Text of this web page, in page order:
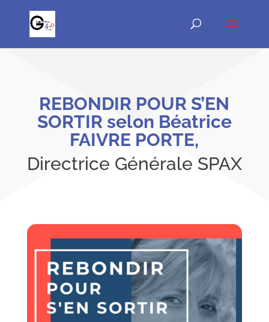
REBONDIR POUR S’EN
SORTIR selon Béatrice
FAIVRE PORTE,
Directrice Générale SPAX